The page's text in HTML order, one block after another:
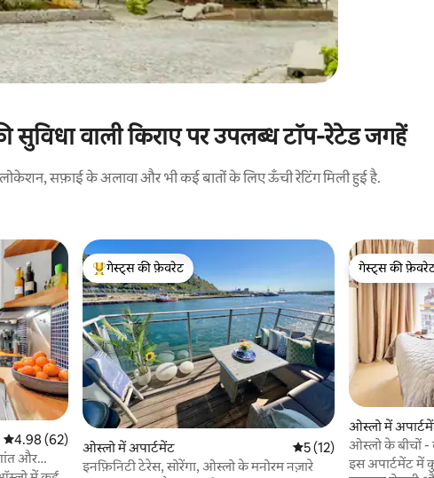
वाली किराए पर उपलब्ध टॉप-रेटेड जगहें
सफ़ाई के अलावा और भी कई बातों के लिए ऊँची रेटिंग मिली हुई है.
औसत रेटिंग 5 में से 4.98, 62 समीक्षाएँ
4.98 (62)
और
गेस्ट्स का टॉप फ़ेवरेट
गेस्ट्स की फ़ेवरेट
ओस्लो में अपार्टमेंट औसत रेटिंग 5 में से 5, 12
5 (12)
इनफ़िनिटी टेरेस, सोरेंगा, ओस्लो के मनोरम नज़ारे
गेस्ट्स की फ़ेवरेट
गेस्ट्स की
ओस्लो में
ओस्लो के बीचों -
इस अपार्टमेंट में